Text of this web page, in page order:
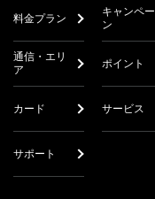
料金プラン
キャンペー
ン
通信・エリ
ア
ポイント
カード サービス
サポート